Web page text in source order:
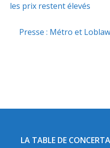
les prix restent élevés
Presse : Métro et
LA TABLE DE